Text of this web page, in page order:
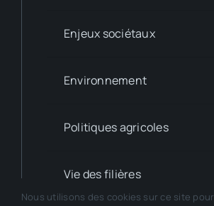
Enjeux sociétaux
Environnement
Politiques agricoles
Vie des filières
Nous utilisons des cookies sur ce site pour